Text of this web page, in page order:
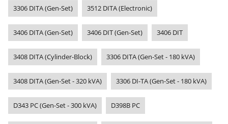
3306 DITA (Gen-Set) 3512 DITA (Electronic)
3406 DITA (Gen-Set) 3406 DIT (Gen-Set) 3406 DIT
3408 DITA (Cylinder-Block) 3306 DITA (Gen-Set - 180 kVA)
3408 DITA (Gen-Set - 320 kVA) 3306 DI-TA (Gen-Set - 180 kVA)
D343 PC (Gen-Set - 300 kVA) D398B PC